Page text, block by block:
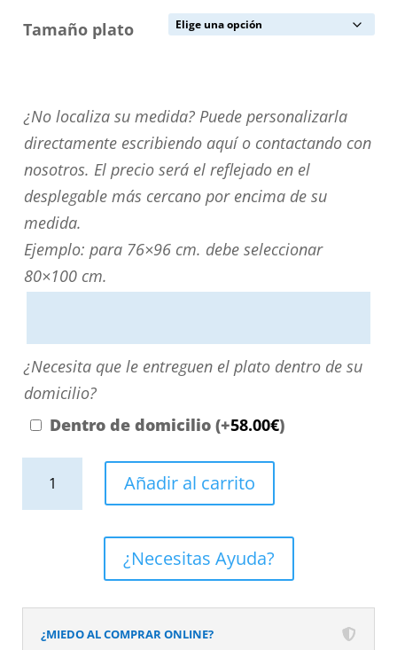
Tamaño plato
¿No
localiza
su
medida?
Puede
personalizarla
directamente
contactando
nosotros.
El
precio
será
¿No localiza su medida? Puede personalizarla
directamente escribiendo aquí o contactando con
nosotros. El precio será el reflejado en el
desplegable más cercano por encima de su
medida.
Ejemplo: para 76×96 cm. debe seleccionar
80×100 cm.
¿Necesita
que
le
domicilio?
¿Necesita que le entreguen el plato dentro de su
domicilio?
Dentro de domicilio (+58.00€)
pizarra.
Efecto
Añadir al carrito
¿Necesitas Ayuda?
¿MIEDO AL COMPRAR ONLINE?